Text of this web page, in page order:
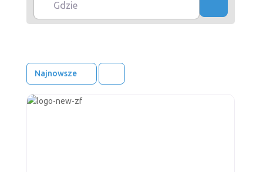
Najnowsze